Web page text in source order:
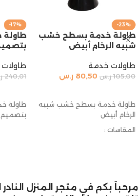
-23%
طاولة خدمة بسطح خشب
شبيه الرخام أبيض
طاولات خدمة
105,00 ر.س 80,50 ر.س
طاولة خدمة بسطح خشب شبيه
الرخام أبيض
المقاسات :
-17%
طاولة
240,01
طاولة
مرحباً بكم في متجر المنزل النادر